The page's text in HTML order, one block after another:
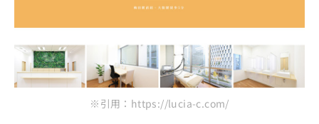
※引用：https://lucia-c.com/